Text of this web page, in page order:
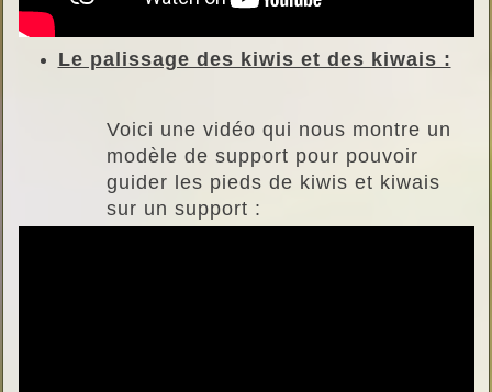
Le palissage des kiwis et des kiwais :
Voici une vidéo qui nous montre un
modèle de support pour pouvoir
guider les pieds de kiwis et kiwais
sur un support :